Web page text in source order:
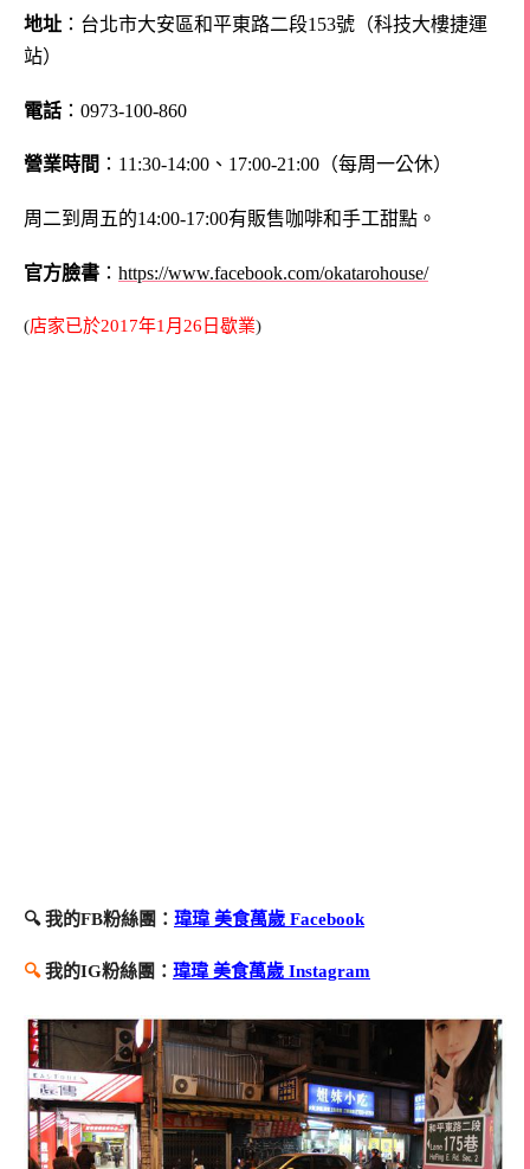
地址 ：台北市大安區和平東路二段153號（科技大樓捷運
站）
電話 ：0973-100-860
營業時間 ：11:30-14:00、17:00-21:00（每周一公休）
周二到周五的14:00-17:00有販售咖啡和手工甜點。
官方臉書 ： https://www.facebook.com/okatarohouse/
(店家已於2017年1月26日歇業)
🔍 我的FB粉絲團： 瑋瑋 美食萬歲 Facebook
🔍我的IG粉絲團： 瑋瑋 美食萬歲 Instagram